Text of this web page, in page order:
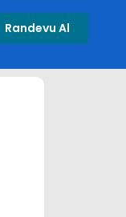
Randevu Al